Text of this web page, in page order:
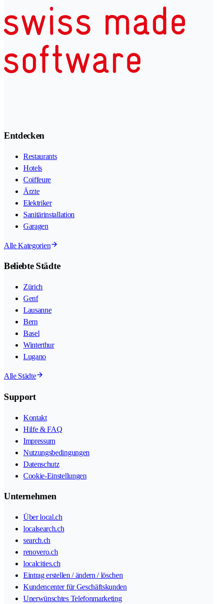
Entdecken
Restaurants
Hotels
Coiffeure
Ärzte
Elektriker
Sanitärinstallation
Garagen
Alle Kategorien
Beliebte Städte
Zürich
Genf
Lausanne
Bern
Basel
Winterthur
Lugano
Alle Städte
Support
Kontakt
Hilfe & FAQ
Impressum
Nutzungsbedingungen
Datenschutz
Cookie-Einstellungen
Unternehmen
Über local.ch
localsearch.ch
search.ch
renovero.ch
localcities.ch
Eintrag erstellen / ändern / löschen
Kundencenter für Geschäftskunden
Unerwünschtes Telefonmarketing